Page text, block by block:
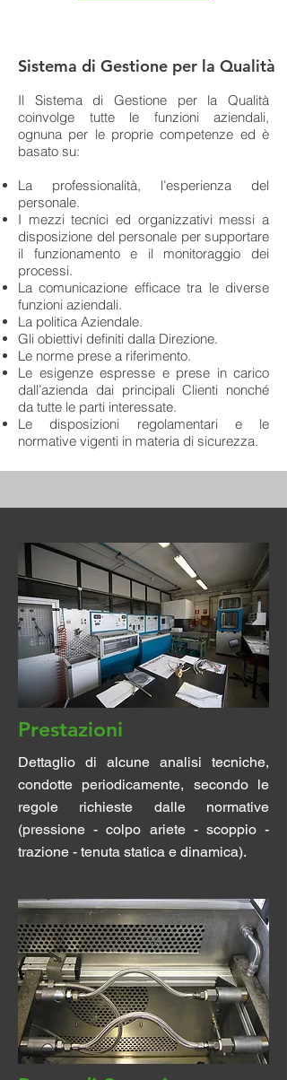
Sistema di Gestione per la Qualità
Il Sistema di Gestione per la Qualità
coinvolge tutte le funzioni aziendali,
ognuna per le proprie competenze ed è
basato su:
La professionalità, l’esperienza del
personale.
I mezzi tecnici ed organizzativi messi a
disposizione del personale per supportare
il funzionamento e il monitoraggio dei
processi.
La comunicazione efficace tra le diverse
funzioni aziendali.
La politica Aziendale.
Gli obiettivi definiti dalla Direzione.
Le norme prese a riferimento.
Le esigenze espresse e prese in carico
dall’azienda dai principali Clienti nonché
da tutte le parti interessate.
Le disposizioni regolamentari e le
normative vigenti in materia di sicurezza.
Prestazioni
Dettaglio di alcune analisi tecniche,
condotte periodicamente, secondo le
regole richieste dalle normative
(pressione - colpo ariete - scoppio -
trazione - tenuta statica e dinamica).